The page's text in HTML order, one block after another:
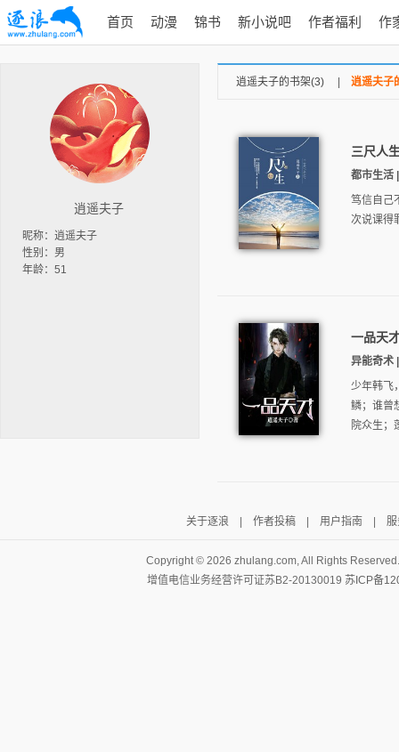
首页 动漫 锦书 新小说吧 作者福利 作
逍遥夫子
昵称：逍遥夫子
性别：男
年龄：51
逍遥夫子的书架(3) 逍遥夫子
三尺人
都市生活
笃信自己
次说课得
一品天
异能奇术
少年韩飞
鳞；谁曾
院众生；
关于逐浪 作者投稿| 用户指南 服
Copyright © 2026 zhulang.com, All Rights
增值电信业务经营许可证苏B2-20130019 苏ICP备